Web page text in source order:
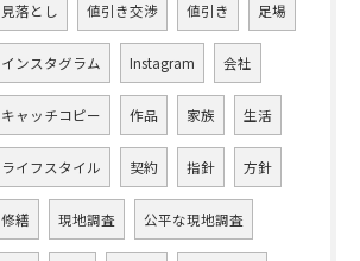
見落とし 値引き交渉 値引き 足場
インスタグラム Instagram 会社
キャッチコピー 作品 家族 生活
ライフスタイル 契約 指針 方針
修繕 現地調査 公平な現地調査